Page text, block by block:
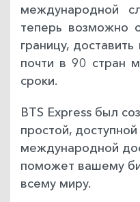
международной
теперь возможно
границу,
почти в 90 стран
сроки.
BTS Express был
простой,
международной
поможет вашему
всему миру.